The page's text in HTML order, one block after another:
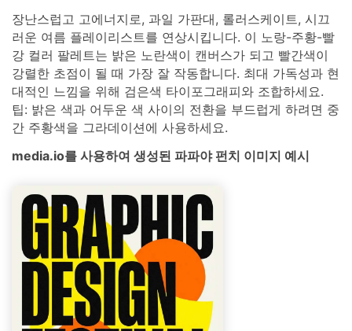
장난스럽고 고에너지로, 과일 가판대, 롤러스케이트, 시끄
러운 여름 플레이리스트를 연상시킵니다. 이 노랑-주황-빨
강 컬러 팔레트는 밝은 노란색이 캔버스가 되고 빨간색이
강렬한 초점이 될 때 가장 잘 작동합니다. 최대 가독성과 현
대적인 느낌을 위해 검은색 타이포그래피와 조합하세요.
팁: 밝은 색과 어두운 색 사이의 전환을 부드럽게 하려면 중
간 주황색을 그라데이션에 사용하세요.
media.io를 사용하여 생성된 파파야 펀치 이미지 예시